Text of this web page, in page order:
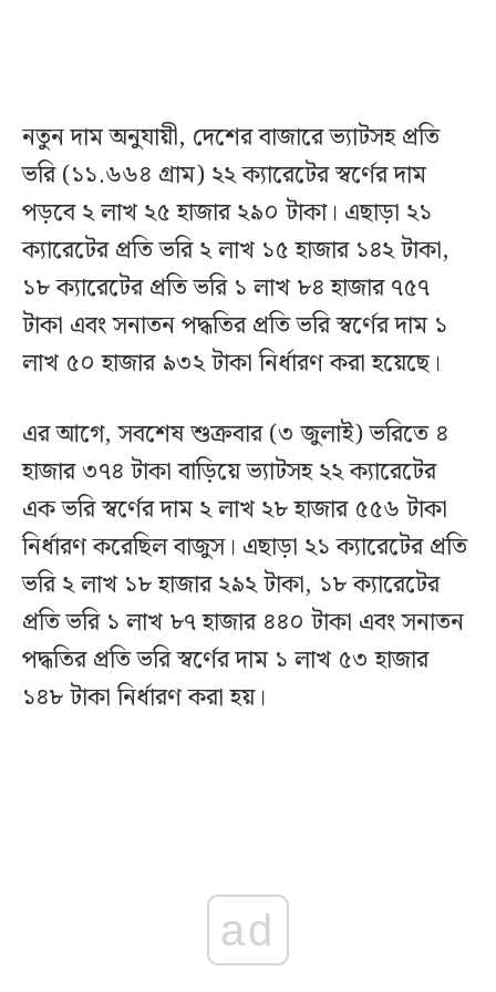
নতুন দাম অনুযায়ী, দেশের বাজারে ভ্যাটসহ প্রতি
ভরি (১১.৬৬৪ গ্রাম) ২২ ক্যারেটের স্বর্ণের দাম
পড়বে ২ লাখ ২৫ হাজার ২৯০ টাকা। এছাড়া ২১
ক্যারেটের প্রতি ভরি ২ লাখ ১৫ হাজার ১৪২ টাকা,
১৮ ক্যারেটের প্রতি ভরি ১ লাখ ৮৪ হাজার ৭৫৭
টাকা এবং সনাতন পদ্ধতির প্রতি ভরি স্বর্ণের দাম ১
লাখ ৫০ হাজার ৯৩২ টাকা নির্ধারণ করা হয়েছে।
এর আগে, সবশেষ শুক্রবার (৩ জুলাই) ভরিতে ৪
হাজার ৩৭৪ টাকা বাড়িয়ে ভ্যাটসহ ২২ ক্যারেটের
এক ভরি স্বর্ণের দাম ২ লাখ ২৮ হাজার ৫৫৬ টাকা
নির্ধারণ করেছিল বাজুস। এছাড়া ২১ ক্যারেটের প্রতি
ভরি ২ লাখ ১৮ হাজার ২৯২ টাকা, ১৮ ক্যারেটের
প্রতি ভরি ১ লাখ ৮৭ হাজার ৪৪০ টাকা এবং সনাতন
পদ্ধতির প্রতি ভরি স্বর্ণের দাম ১ লাখ ৫৩ হাজার
১৪৮ টাকা নির্ধারণ করা হয়।
ad